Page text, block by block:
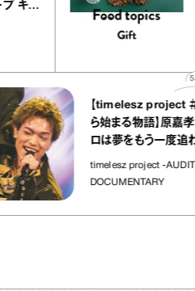
クレープ キャ
【timelesz project ＃ここか
ら始まる物語】原嘉孝「タイプ
ロは夢をもう一度追わせてく
れた場所」
timelesz project -AUDITION-
DOCUMENTARY
articles